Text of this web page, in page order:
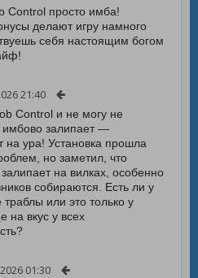
Control просто имба!
делают игру намного
себя настоящим богом
21:40
Control и не могу не
имбово залипает —
на ура! Установка прошла
но заметил, что
на вилках, особенно
собираются. Есть ли у
или это только у
на вкус у всех
01:30